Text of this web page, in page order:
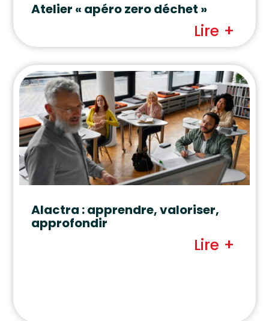
Atelier « apéro zero déchet »
Lire +
Alactra : apprendre, valoriser,
approfondir
Lire +